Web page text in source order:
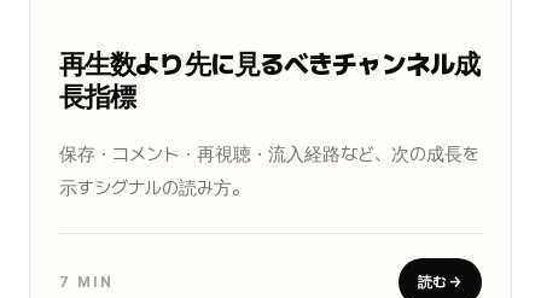
再生数より先に見るべきチャンネル成
長指標
保存・コメント・再視聴・流入経路など、次の成長を
示すシグナルの読み方。
7 MIN 読む →